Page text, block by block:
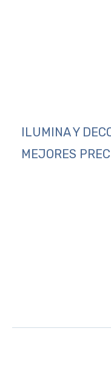
ILUMINA Y
MEJORES